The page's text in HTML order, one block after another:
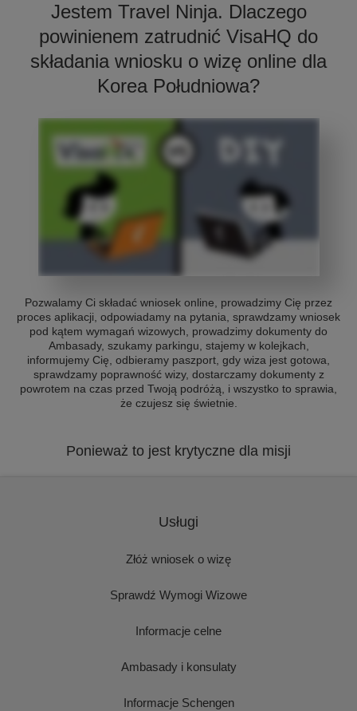
Jestem Travel Ninja. Dlaczego
powinienem zatrudnić VisaHQ do
składania wniosku o wizę online dla
Korea Południowa?
Pozwalamy Ci składać wniosek online, prowadzimy Cię przez
proces aplikacji, odpowiadamy na pytania, sprawdzamy wniosek
pod kątem wymagań wizowych, prowadzimy dokumenty do
Ambasady, szukamy parkingu, stajemy w kolejkach,
informujemy Cię, odbieramy paszport, gdy wiza jest gotowa,
sprawdzamy poprawność wizy, dostarczamy dokumenty z
powrotem na czas przed Twoją podróżą, i wszystko to sprawia,
że czujesz się świetnie.
Ponieważ to jest krytyczne dla misji
Usługi
Złóż wniosek o wizę
Sprawdź Wymogi Wizowe
Informacje celne
Ambasady i konsulaty
Informacje Schengen